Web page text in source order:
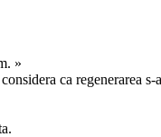
»
ca regenerarea